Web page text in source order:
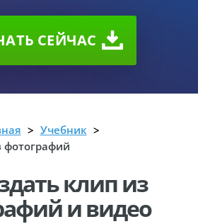
CEЙЧАС
Учебник
фотографий
клип из
и видео